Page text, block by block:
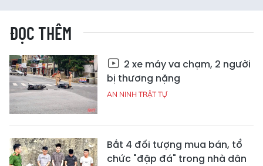
ĐỌC THÊM
2 xe máy va chạm, 2 người
bị thương nặng
AN NINH TRẬT TỰ
Bắt 4 đối tượng mua bán, tổ
chức "đập đá" trong nhà dân